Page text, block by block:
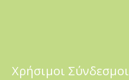
Χρήσιμοι Σύνδεσμοι